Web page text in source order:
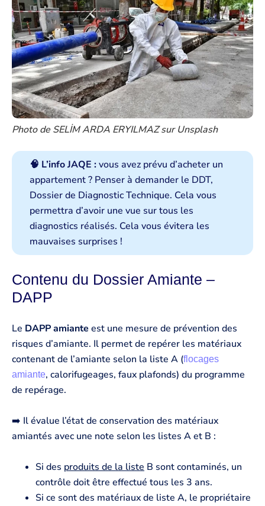
Photo de SELİM ARDA ERYILMAZ sur Unsplash
🧠 L’info JAQE :vous avez prévu d’acheter un
appartement ? Penser à demander le DDT,
Dossier de Diagnostic Technique. Cela vous
permettra d’avoir une vue sur tous les
diagnostics réalisés. Cela vous évitera les
mauvaises surprises !
Contenu du Dossier Amiante –
DAPP
Le DAPP amiante est une mesure de prévention des
risques d’amiante. Il permet de repérer les matériaux
contenant de l’amiante selon la liste A (flocages
amiante, calorifugeages, faux plafonds) du programme
de repérage.
➡️ Il évalue l’état de conservation des matériaux
amiantés avec une note selon les listes A et B :
Si des produits de la liste B sont contaminés, un
contrôle doit être effectué tous les 3 ans.
Si ce sont des matériaux de liste A, le propriétaire